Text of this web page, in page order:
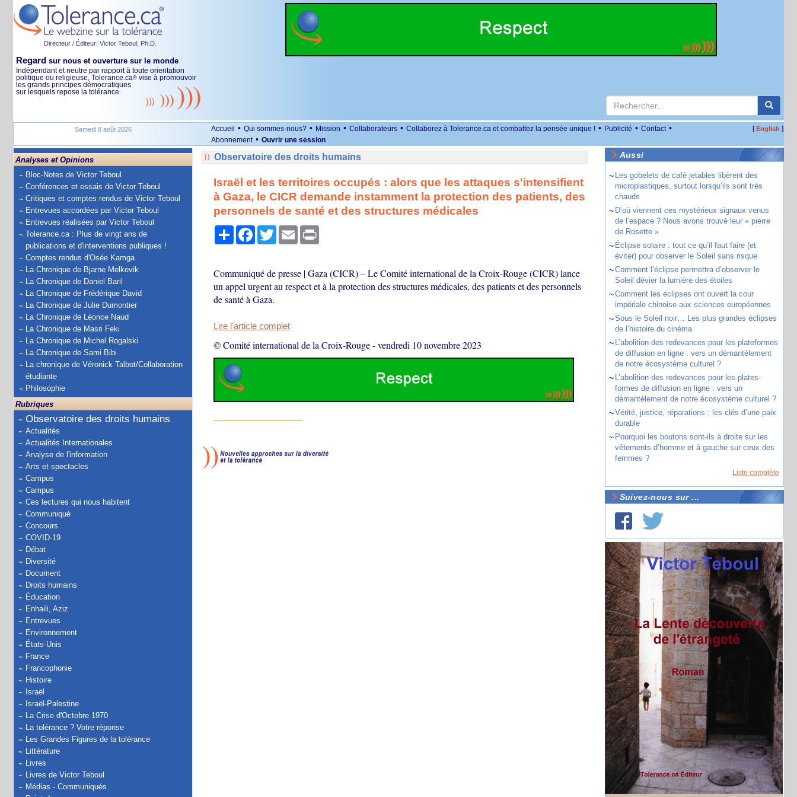
Directeur / Éditeur: Victor Teboul, Ph.D.
Regard sur nous et ouverture sur le monde
Indépendant et neutre par rapport à toute orientation
politique ou religieuse, Tolerance.ca® vise à promouvoir
les grands principes démocratiques
sur lesquels repose la tolérance.
Samedi 8 août 2026 Accueil • Qui sommes-nous? • Mission • Collaborateurs • Collaborez à Tolerance.ca et combattez la pensée unique ! • Publicité • Contact •
Abonnement • Ouvrir une session
[English ]
Analyses et Opinions
Bloc-Notes de Victor Teboul
Conférences et essais de Victor Teboul
Critiques et comptes rendus de Victor Teboul
Entrevues accordées par Victor Teboul
Entrevues réalisées par Victor Teboul
Tolerance.ca : Plus de vingt ans de
publications et d'interventions publiques !
Comptes rendus d'Osée Kamga
La Chronique de Bjarne Melkevik
La Chronique de Daniel Baril
La Chronique de Frédérique David
La Chronique de Julie Dumontier
La Chronique de Léonce Naud
La Chronique de Masri Feki
La Chronique de Michel Rogalski
La Chronique de Sami Bibi
La chronique de Véronick Talbot/Collaboration
étudiante
Philosophie
Rubriques
Observatoire des droits humains
Actualités
Actualités Internationales
Analyse de l'information
Arts et spectacles
Campus
Campus
Ces lectures qui nous habitent
Communiqué
Concours
COVID-19
Débat
Diversité
Document
Droits humains
Éducation
Enhaili, Aziz
Entrevues
Environnement
États-Unis
France
Francophonie
Histoire
Israël
Israël-Palestine
La Crise d'Octobre 1970
La tolérance ? Votre réponse
Les Grandes Figures de la tolérance
Littérature
Livres
Livres de Victor Teboul
Médias - Communiqués
Observatoire des droits humains
Israël et les territoires occupés : alors que les attaques s'intensifient
à Gaza, le CICR demande instamment la protection des patients, des
personnels de santé et des structures médicales
PartagerFacebook
TwitterEmail Print
Communiqué de presse | Gaza (CICR) – Le Comité international de la Croix-Rouge (CICR) lance
un appel urgent au respect et à la protection des structures médicales, des patients et des personnels
de santé à Gaza.
Lire l'article complet
© Comité international de la Croix-Rouge-vendredi 10 novembre 2023
Aussi
~ Les gobelets de café jetables libèrent des
microplastiques, surtout lorsqu’ils sont très
chauds
~ D’où viennent ces mystérieux signaux venus
de l’espace ? Nous avons trouvé leur « pierre
de Rosette »
~ Éclipse solaire : tout ce qu’il faut faire (et
éviter) pour observer le Soleil sans risque
~Comment l’éclipse permettra d’observer le
Soleil dévier la lumière des étoiles
~Comment les éclipses ont ouvert la cour
impériale chinoise aux sciences européennes
~Sous le Soleil noir… Les plus grandes éclipses
de l’histoire du cinéma
~ L’abolition des redevances pour les plateformes
de diffusion en ligne : vers un démantèlement
de notre écosystème culturel ?
~ L’abolition des redevances pour les plates-
formes de diffusion en ligne : vers un
démantèlement de notre écosystème culturel ?
~Vérité, justice, réparations : les clés d’une paix
durable
~ Pourquoi les boutons sont-ils à droite sur les
vêtements d’homme et à gauche sur ceux des
femmes ?
Liste complète
Suivez-nous sur ...